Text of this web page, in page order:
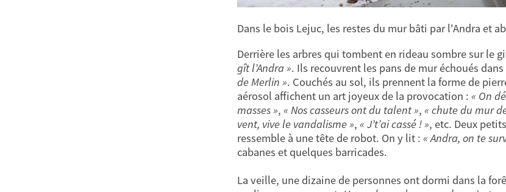
Dans le bois Lejuc, les restes du mur bâti par l'Andra et
Derrière les arbres qui tombent en rideau sombre sur le
gît l’Andra ». Ils recouvrent les pans de mur échoués
de Merlin ». Couchés au sol, ils prennent la forme de
aérosol affichent un art joyeux de la provocation : « On
masses », « Nos casseurs ont du talent », « chute du mur
vent, vive le vandalisme », « J’t’ai cassé ! », etc. Deux
ressemble à une tête de robot. On y lit : « Andra, on te
cabanes et quelques barricades.
La veille, une dizaine de personnes ont dormi dans la